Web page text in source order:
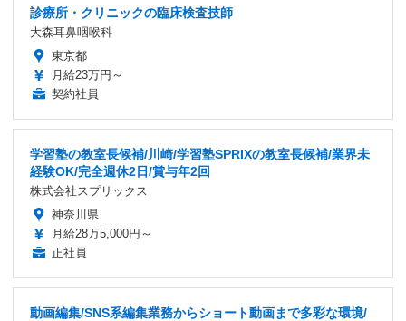
診療所・クリニックの臨床検査技師
大森耳鼻咽喉科
東京都
月給23万円～
契約社員
学習塾の教室長候補/川崎/学習塾SPRIXの教室長候補/業界未
経験OK/完全週休2日/賞与年2回
株式会社スプリックス
神奈川県
月給28万5,000円～
正社員
動画編集/SNS系編集業務からショート動画まで多彩な環境/